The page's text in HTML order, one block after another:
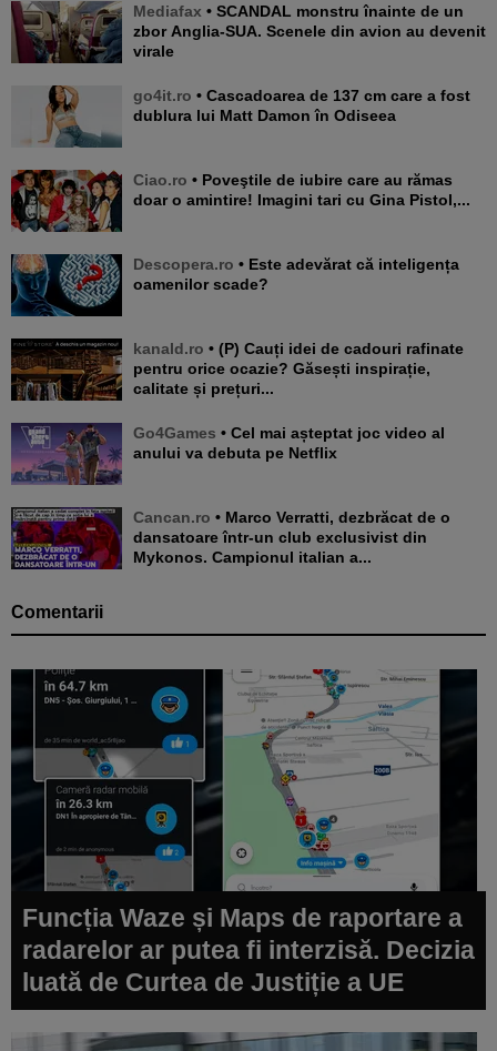
Mediafax • SCANDAL monstru înainte de un
zbor Anglia-SUA. Scenele din avion au devenit
virale
go4it.ro • Cascadoarea de 137 cm care a fost
dublura lui Matt Damon în Odiseea
Ciao.ro • Poveştile de iubire care au rămas
doar o amintire! Imagini tari cu Gina Pistol,...
Descopera.ro • Este adevărat că inteligența
oamenilor scade?
kanald.ro • (P) Cauți idei de cadouri rafinate
pentru orice ocazie? Găsești inspirație,
calitate și prețuri...
Go4Games • Cel mai așteptat joc video al
anului va debuta pe Netflix
Cancan.ro • Marco Verratti, dezbrăcat de o
dansatoare într-un club exclusivist din
Mykonos. Campionul italian a...
Comentarii
Funcția Waze și Maps de raportare a
radarelor ar putea fi interzisă. Decizia
luată de Curtea de Justiție a UE